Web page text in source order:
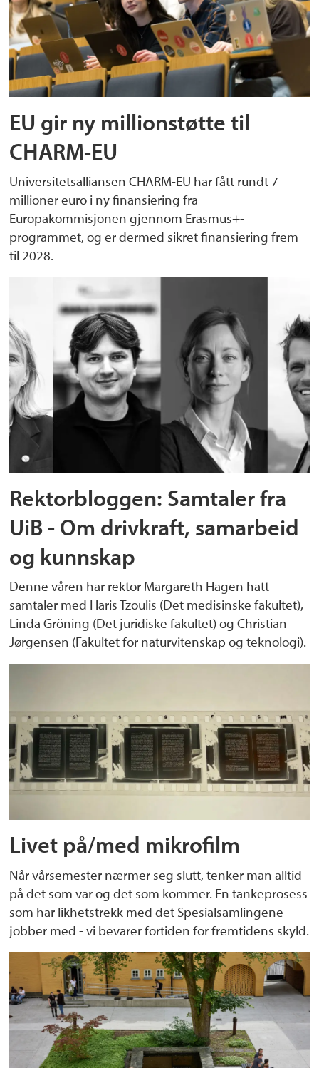
EU gir ny millionstøtte til
CHARM-EU
Universitetsalliansen CHARM-EU har fått rundt 7
millioner euro i ny finansiering fra
Europakommisjonen gjennom Erasmus+-
programmet, og er dermed sikret finansiering frem
til 2028.
Rektorbloggen: Samtaler fra
UiB - Om drivkraft, samarbeid
og kunnskap
Denne våren har rektor Margareth Hagen hatt
samtaler med Haris Tzoulis (Det medisinske fakultet),
Linda Gröning (Det juridiske fakultet) og Christian
Jørgensen (Fakultet for naturvitenskap og teknologi).
Livet på/med mikrofilm
Når vårsemester nærmer seg slutt, tenker man alltid
på det som var og det som kommer. En tankeprosess
som har likhetstrekk med det Spesialsamlingene
jobber med - vi bevarer fortiden for fremtidens skyld.